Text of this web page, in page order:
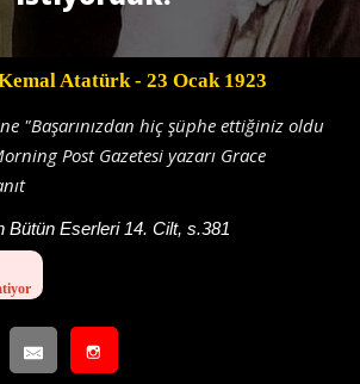
Atatürk- 23 Ocak 1923
"Başarınızdan hiç şüphe ettiğiniz oldu
Post Gazetesi yazarı Grace
Bütün Eserleri 14. Cilt, s.381